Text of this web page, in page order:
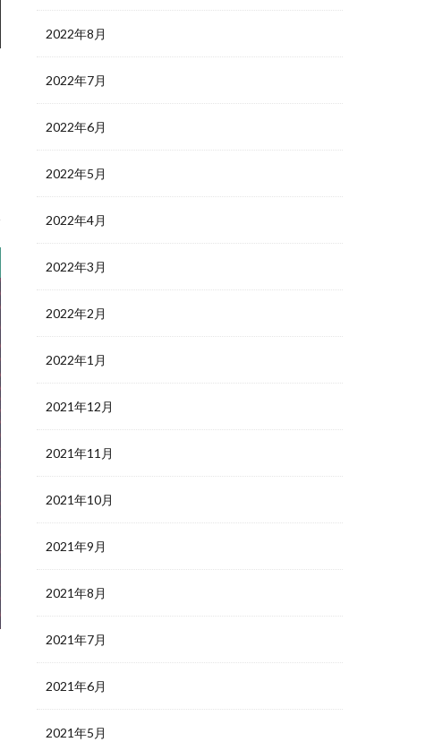
2022年8月
2022年7月
2022年6月
2022年5月
2022年4月
2022年3月
2022年2月
2022年1月
2021年12月
2021年11月
2021年10月
2021年9月
2021年8月
2021年7月
2021年6月
2021年5月